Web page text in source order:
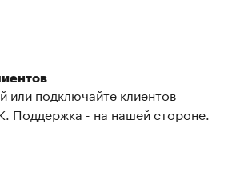
или подключайте клиентов
Поддержка - на нашей стороне.